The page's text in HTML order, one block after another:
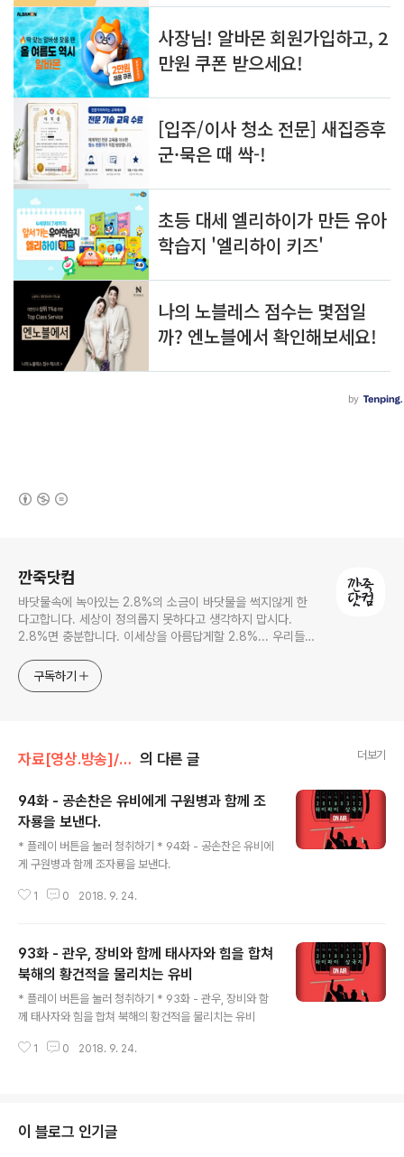
깐죽닷컴
바닷물속에 녹아있는 2.8%의 소금이 바닷물을 썩지않게 한
다고합니다. 세상이 정의롭지 못하다고 생각하지 맙시다.
2.8%면 충분합니다. 이세상을 아름답게할 2.8%... 우리들의
구독하기
자료[영상.방송]/와이파이 삼국지 의 다른 글 더보기
94화 - 공손찬은 유비에게 구원병과 함께 조
자룡을 보낸다.
* 플레이 버튼을 눌러 청취하기 * 94화 - 공손찬은 유비에
게 구원병과 함께 조자룡을 보낸다.
1 0 2018. 9. 24.
93화 - 관우, 장비와 함께 태사자와 힘을 합쳐
북해의 황건적을 물리치는 유비
* 플레이 버튼을 눌러 청취하기 * 93화 - 관우, 장비와 함
께 태사자와 힘을 합쳐 북해의 황건적을 물리치는 유비
1 0 2018. 9. 24.
이 블로그 인기글